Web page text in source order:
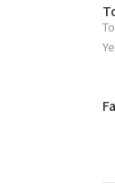
방
문
자
페